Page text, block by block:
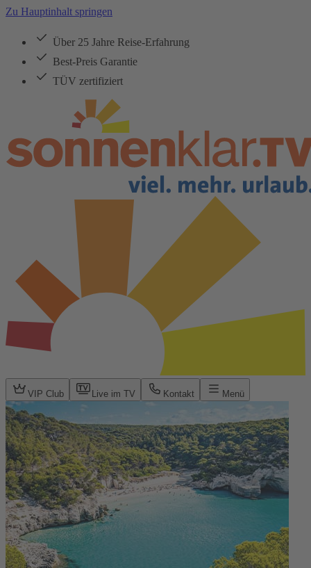
Zu Hauptinhalt springen
Über 25 Jahre Reise-Erfahrung
Best-Preis Garantie
TÜV zertifiziert
VIP Club Live im TV Kontakt Menü